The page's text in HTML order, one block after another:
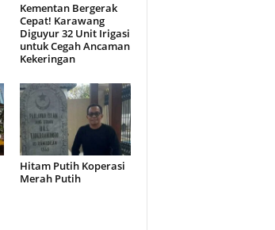
Kementan Bergerak
Cepat! Karawang
Diguyur 32 Unit Irigasi
untuk Cegah Ancaman
Kekeringan
Hitam Putih Koperasi
Merah Putih